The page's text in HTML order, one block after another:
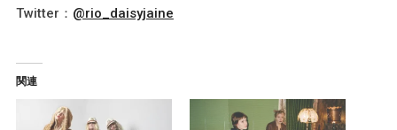
Twitter： @rio_daisyjaine
関連